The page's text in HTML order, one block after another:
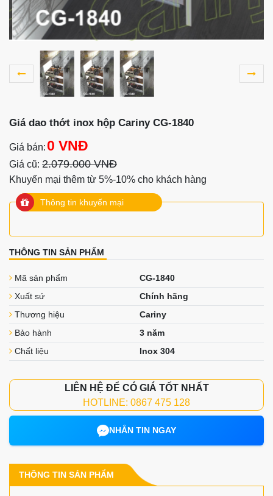
Giá dao thớt inox hộp Cariny CG-1840
Giá bán: 0 VNĐ
Giá cũ: 2.079.000 VNĐ
Khuyến mại thêm từ 5%-10% cho khách hàng
Thông tin khuyến mại
THÔNG TIN SẢN PHẨM
Mã sản phẩm
CG-1840
Xuất sứ
Chính hãng
Thương hiệu
Cariny
Bảo hành
3 năm
Chất liệu
Inox 304
LIÊN HỆ ĐỂ CÓ GIÁ TỐT NHẤT
HOTLINE: 0867 475 128
NHẮN TIN NGAY
THÔNG TIN SẢN PHẨM